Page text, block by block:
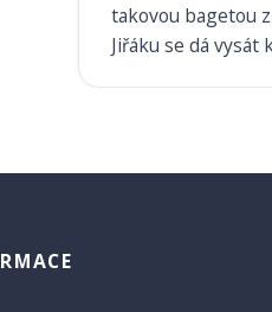
takovou bagetou
Jiřáku se dá vysát